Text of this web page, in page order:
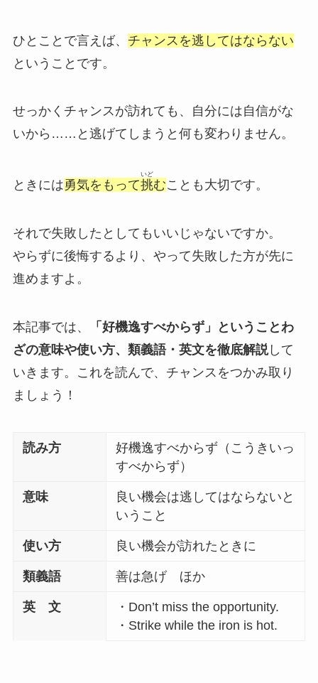
ひとことで言えば、 チャンスを逃してはならない
ということです。
せっかくチャンスが訪れても、自分には自信がな
いから……と逃げてしまうと何も変わりません。
ときには勇気をもって挑
いど
むことも大切です。
それで失敗したとしてもいいじゃないですか。
やらずに後悔するより、やって失敗した方が先に
進めますよ。
本記事では、
「好機逸すべからず」ということわ
ざの意味や使い方、類義語・英文を徹底解説して
いきます。これを読んで、チャンスをつかみ取り
ましょう！
読み方
好機逸すべからず（こうきいっ
すべからず）
意味
良い機会は逃してはならないと
いうこと
使い方 良い機会が訪れたときに
類義語 善は急げ ほか
英 文
・Don’t miss the opportunity.
・Strike while the iron is hot.